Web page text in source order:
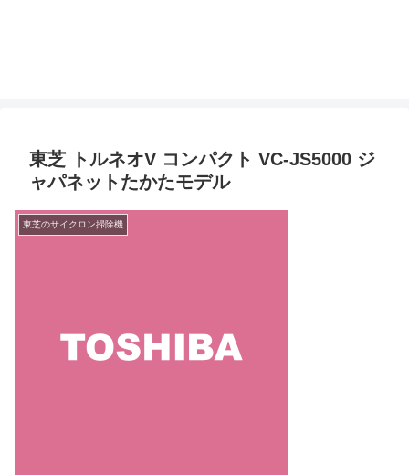
東芝 トルネオV コンパクト VC-JS5000 ジ
ャパネットたかたモデル
東芝のサイクロン掃除機